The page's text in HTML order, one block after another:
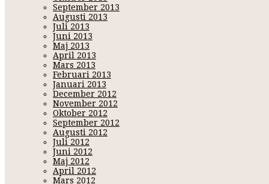
September 2013
Augusti 2013
Juli 2013
Juni 2013
Maj 2013
April 2013
Mars 2013
Februari 2013
Januari 2013
December 2012
November 2012
Oktober 2012
September 2012
Augusti 2012
Juli 2012
Juni 2012
Maj 2012
April 2012
Mars 2012